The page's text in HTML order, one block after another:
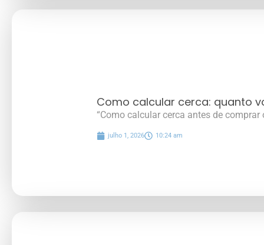
Como calcular cerca: quanto
“Como calcular cerca antes de
julho 1, 2026 10:24 am